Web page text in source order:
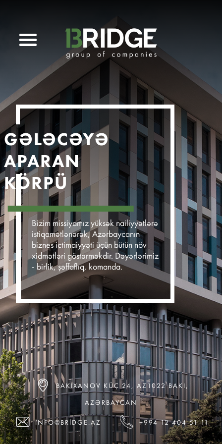
GƏLƏCƏYƏ
APARAN
KÖRPÜ
Bizim missiyamız yüksək nailiyyətlərə
istiqamətlənərək, Azərbaycanın
biznes ictimaiyyəti üçün bütün növ
xidmətləri göstərməkdir. Dəyərlərimiz
- birlik, şəffaflıq, komanda.
BAKIXANOV KÜÇ 24, AZ1022 BAKI,
AZƏRBAYCAN
INFO@BRIDGE.AZ +994 12 404 51 11